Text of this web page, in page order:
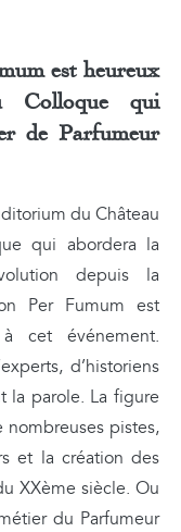
est heureux
Colloque qui
de Parfumeur
du Château
qui abordera la
depuis la
Per Fumum est
cet événement.
d’historiens
la parole. La figure
pistes,
et la création des
XXème siècle. Ou
du Parfumeur